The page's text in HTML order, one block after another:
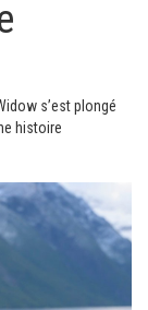
s’est plongé
histoire